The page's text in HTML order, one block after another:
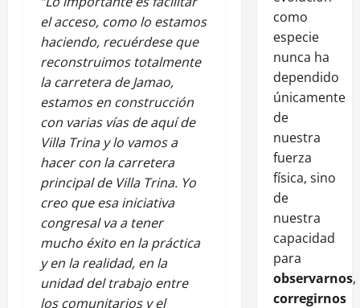
el acceso, como lo estamos
haciendo, recuérdese que
reconstruimos totalmente
la carretera de Jamao,
estamos en construcción
con varias vías de aquí de
Villa Trina y lo vamos a
hacer con la carretera
principal de Villa Trina. Yo
creo que esa iniciativa
congresal va a tener
mucho éxito en la práctica
y en la realidad, en la
unidad del trabajo entre
los comunitarios y el
como
especie
nunca ha
dependido
únicamente
de
nuestra
fuerza
física, sino
de
nuestra
capacidad
para
observarnos,
corregirnos